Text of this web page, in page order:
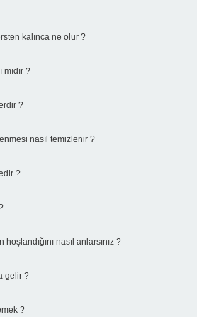
kalınca ne olur ?
?
?
nasıl temizlenir ?
?
nasıl anlarsınız ?
gelir ?
?